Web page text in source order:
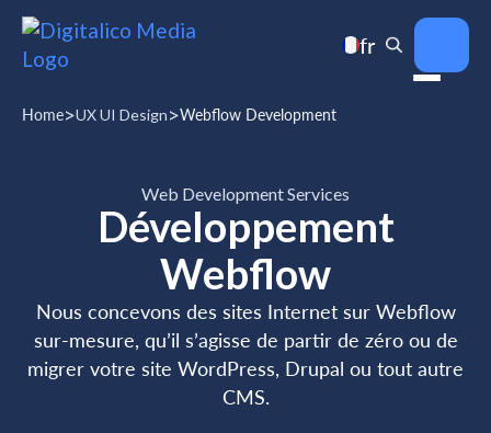
fr
Home>UX UI Design>Webflow Development
Web Development Services
Développement
Webflow
Nous concevons des sites Internet sur Webflow
sur-mesure, qu’il s’agisse de partir de zéro ou de
migrer votre site WordPress, Drupal ou tout autre
CMS.